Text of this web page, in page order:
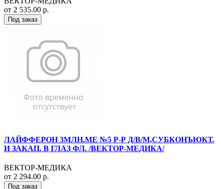
от 2 535.00 р.
Под заказ
ЛАЙФФЕРОН 3МЛН.МЕ №5 Р-Р Д/В/М,СУБКОНЪЮКТ.
И ЗАКАП. В ГЛАЗ ФЛ. /ВЕКТОР-МЕДИКА/
ВЕКТОР-МЕДИКА
от 2 294.00 р.
Под заказ